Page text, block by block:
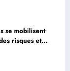
se mobilisent
risques et